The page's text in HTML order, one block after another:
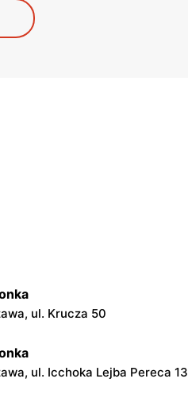
w pierwszej
ul. Krucza 50
ul. Icchoka Lejba Pereca 13